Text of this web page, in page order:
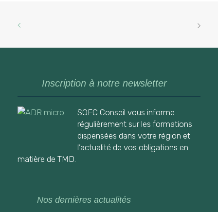
Inscription à notre newsletter
SOEC Conseil vous informe
régulièrement sur les formations
dispensées dans votre région et
l’actualité de vos obligations en
matière de TMD.
Nos dernières actualités